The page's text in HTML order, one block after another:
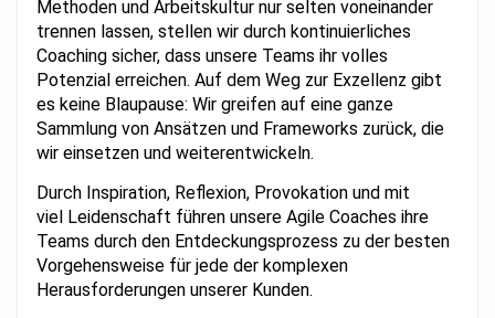
Methoden und Arbeitskultur nur selten voneinander
trennen lassen, stellen wir durch kontinuierliches
Coaching sicher, dass unsere Teams ihr volles
Potenzial erreichen. Auf dem Weg zur Exzellenz gibt
es keine Blaupause: Wir greifen auf eine ganze
Sammlung von Ansätzen und Frameworks zurück, die
wir einsetzen und weiterentwickeln.
Durch Inspiration, Reflexion, Provokation und mit
viel Leidenschaft führen unsere Agile Coaches ihre
Teams durch den Entdeckungsprozess zu der besten
Vorgehensweise für jede der komplexen
Herausforderungen unserer Kunden.